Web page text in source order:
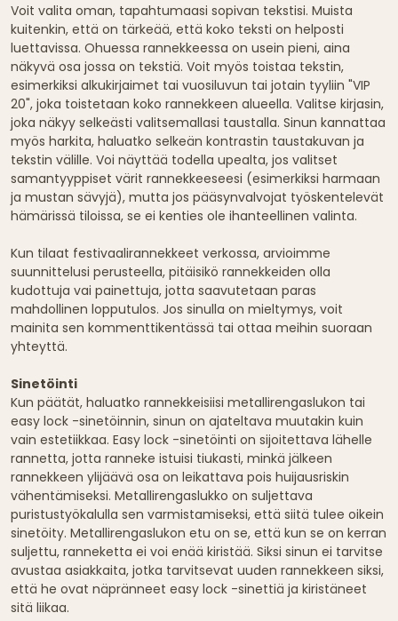
Voit valita oman, tapahtumaasi sopivan tekstisi. Muista
kuitenkin, että on tärkeää, että koko teksti on helposti
luettavissa. Ohuessa rannekkeessa on usein pieni, aina
näkyvä osa jossa on tekstiä. Voit myös toistaa tekstin,
esimerkiksi alkukirjaimet tai vuosiluvun tai jotain tyyliin "VIP
20", joka toistetaan koko rannekkeen alueella. Valitse kirjasin,
joka näkyy selkeästi valitsemallasi taustalla. Sinun kannattaa
myös harkita, haluatko selkeän kontrastin taustakuvan ja
tekstin välille. Voi näyttää todella upealta, jos valitset
samantyyppiset värit rannekkeeseesi (esimerkiksi harmaan
ja mustan sävyjä), mutta jos pääsynvalvojat työskentelevät
hämärissä tiloissa, se ei kenties ole ihanteellinen valinta.
Kun tilaat festivaalirannekkeet verkossa, arvioimme
suunnittelusi perusteella, pitäisikö rannekkeiden olla
kudottuja vai painettuja, jotta saavutetaan paras
mahdollinen lopputulos. Jos sinulla on mieltymys, voit
mainita sen kommenttikentässä tai ottaa meihin suoraan
yhteyttä.
Sinetöinti
Kun päätät, haluatko rannekkeisiisi metallirengaslukon tai
easy lock -sinetöinnin, sinun on ajateltava muutakin kuin
vain estetiikkaa. Easy lock -sinetöinti on sijoitettava lähelle
rannetta, jotta ranneke istuisi tiukasti, minkä jälkeen
rannekkeen ylijäävä osa on leikattava pois huijausriskin
vähentämiseksi. Metallirengaslukko on suljettava
puristustyökalulla sen varmistamiseksi, että siitä tulee oikein
sinetöity. Metallirengaslukon etu on se, että kun se on kerran
suljettu, ranneketta ei voi enää kiristää. Siksi sinun ei tarvitse
avustaa asiakkaita, jotka tarvitsevat uuden rannekkeen siksi,
että he ovat näpränneet easy lock -sinettiä ja kiristäneet
sitä liikaa.